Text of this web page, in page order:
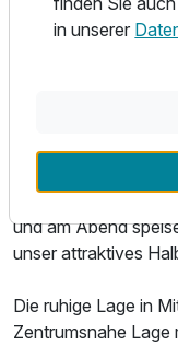
Oder mal wieder
Ein Parkplatz am
Objekt stehen
Morgens genießen
und am Abend
unser attraktives
Die ruhige Lage in
Zentrumsnahe Lage
in unserer